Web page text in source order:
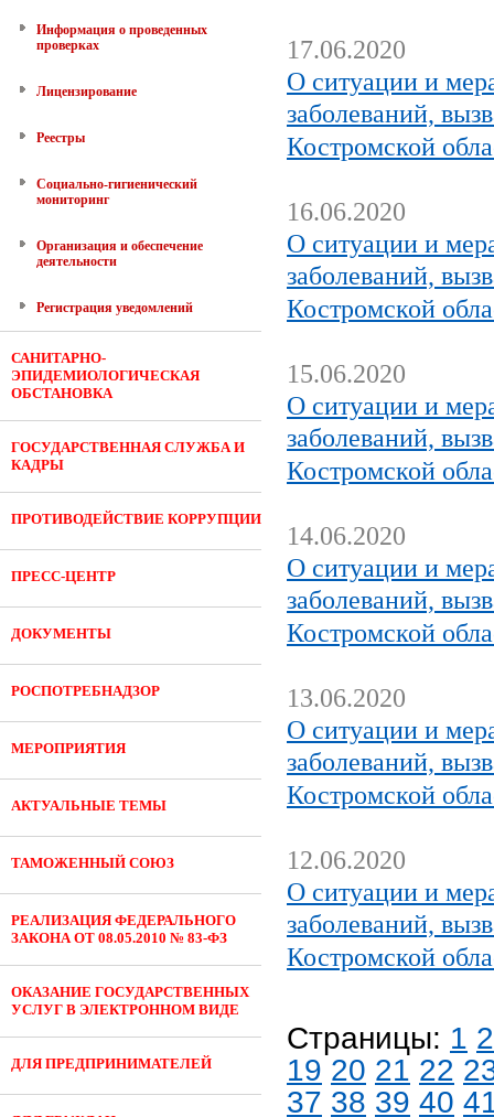
Информация о проведенных
проверках
Лицензирование
Реестры
Социально-гигиенический
мониторинг
Организация и обеспечение
деятельности
Регистрация уведомлений
САНИТАРНО-
ЭПИДЕМИОЛОГИЧЕСКАЯ
ОБСТАНОВКА
ГОСУДАРСТВЕННАЯ СЛУЖБА И
КАДРЫ
ПРОТИВОДЕЙСТВИЕ КОРРУПЦИИ
ПРЕСС-ЦЕНТР
ДОКУМЕНТЫ
РОСПОТРЕБНАДЗОР
МЕРОПРИЯТИЯ
АКТУАЛЬНЫЕ ТЕМЫ
ТАМОЖЕННЫЙ СОЮЗ
РЕАЛИЗАЦИЯ ФЕДЕРАЛЬНОГО
ЗАКОНА ОТ 08.05.2010 № 83-ФЗ
ОКАЗАНИЕ ГОСУДАРСТВЕННЫХ
УСЛУГ В ЭЛЕКТРОННОМ ВИДЕ
ДЛЯ ПРЕДПРИНИМАТЕЛЕЙ
17.06.2020
О ситуации и
заболеваний,
Костромской
16.06.2020
О ситуации и
заболеваний,
Костромской
15.06.2020
О ситуации и
заболеваний,
Костромской
14.06.2020
О ситуации и
заболеваний,
Костромской
13.06.2020
О ситуации и
заболеваний,
Костромской
12.06.2020
О ситуации и
заболеваний,
Костромской
Страницы: 1 2
19 20 21 22
37 38 39 40